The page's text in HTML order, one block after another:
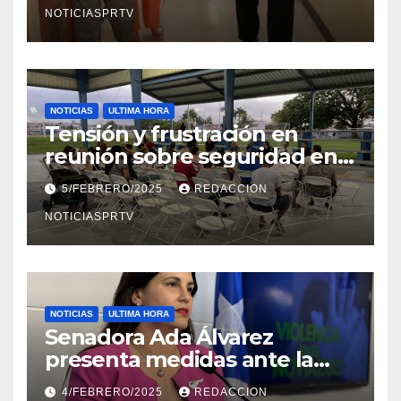
NOTICIASPRTV
NOTICIAS ULTIMA HORA
Tensión y frustración en
reunión sobre seguridad en
Reparto Metropolitano
5/FEBRERO/2025 REDACCION
NOTICIASPRTV
NOTICIAS ULTIMA HORA
Senadora Ada Álvarez
presenta medidas ante la
violencia en el noviazgo
4/FEBRERO/2025 REDACCION